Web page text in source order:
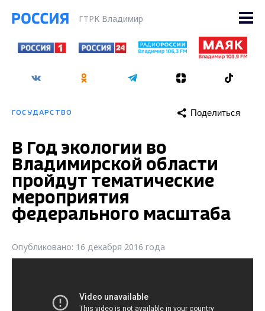
ГТРК Владимир
ГОСУДАРСТВО Поделиться
В Год экологии во
Владимирской области
пройдут тематические
мероприятия
федерального масштаба
Опубликовано: 16 декабря 2016 года